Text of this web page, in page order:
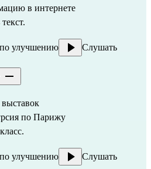
в интернете
улучшению Слушать
по Парижу
улучшению Слушать